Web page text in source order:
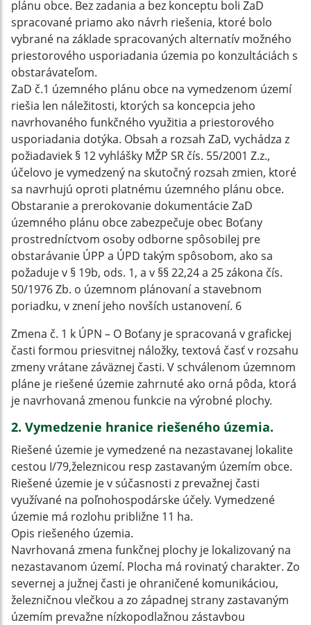
plánu obce. Bez zadania a bez konceptu boli ZaD
spracované priamo ako návrh riešenia, ktoré bolo
vybrané na základe spracovaných alternatív možného
priestorového usporiadania územia po konzultáciách s
obstarávateľom.
ZaD č.1 územného plánu obce na vymedzenom území
riešia len náležitosti, ktorých sa koncepcia jeho
navrhovaného funkčného využitia a priestorového
usporiadania dotýka. Obsah a rozsah ZaD, vychádza z
požiadaviek § 12 vyhlášky MŽP SR čís. 55/2001 Z.z.,
účelovo je vymedzený na skutočný rozsah zmien, ktoré
sa navrhujú oproti platnému územného plánu obce.
Obstaranie a prerokovanie dokumentácie ZaD
územného plánu obce zabezpečuje obec Boťany
prostredníctvom osoby odborne spôsobilej pre
obstarávanie ÚPP a ÚPD takým spôsobom, ako sa
požaduje v § 19b, ods. 1, a v §§ 22,24 a 25 zákona čís.
50/1976 Zb. o územnom plánovaní a stavebnom
poriadku, v znení jeho novších ustanovení. 6
Zmena č. 1 k ÚPN – O Boťany je spracovaná v grafickej
časti formou priesvitnej náložky, textová časť v rozsahu
zmeny vrátane záväznej časti. V schválenom územnom
pláne je riešené územie zahrnuté ako orná pôda, ktorá
je navrhovaná zmenou funkcie na výrobné plochy.
2. Vymedzenie hranice riešeného územia.
Riešené územie je vymedzené na nezastavanej lokalite
cestou I/79,železnicou resp zastavaným územím obce.
Riešené územie je v súčasnosti z prevažnej časti
využívané na poľnohospodárske účely. Vymedzené
územie má rozlohu približne 11 ha.
Opis riešeného územia.
Navrhovaná zmena funkčnej plochy je lokalizovaný na
nezastavanom území. Plocha má rovinatý charakter. Zo
severnej a južnej časti je ohraničené komunikáciou,
železničnou vlečkou a zo západnej strany zastavaným
územím prevažne nízkopodlažnou zástavbou